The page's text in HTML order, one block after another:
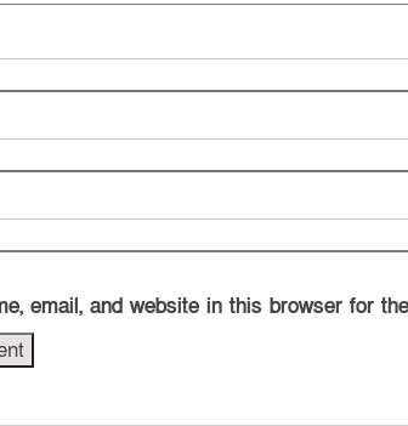
email, and website in this browser for